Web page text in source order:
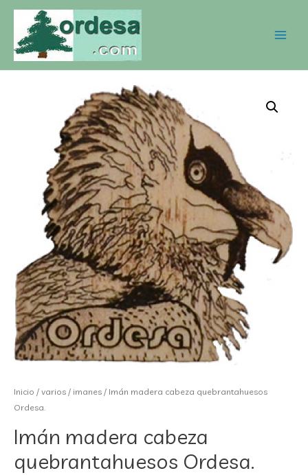
Inicio /varios/ imanes/ Imán madera cabeza quebrantahuesos
Ordesa.
Imán madera cabeza
quebrantahuesos Ordesa.